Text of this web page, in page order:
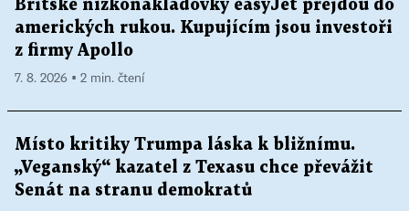
Britské nízkonákladovky easyJet přejdou do
amerických rukou. Kupujícím jsou investoři
z firmy Apollo
7. 8. 2026 ▪ 2 min. čtení
Místo kritiky Trumpa láska k bližnímu.
„Veganský“ kazatel z Texasu chce převážit
Senát na stranu demokratů